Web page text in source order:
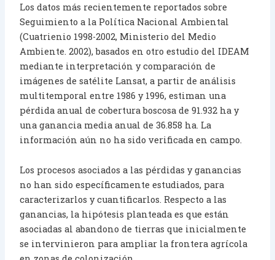
Los datos más recientemente reportados sobre
Seguimiento a la Política Nacional Ambiental
(Cuatrienio 1998-2002, Ministerio del Medio
Ambiente. 2002), basados en otro estudio del IDEAM
mediante interpretación y comparación de
imágenes de satélite Lansat, a partir de análisis
multitemporal entre 1986 y 1996, estiman una
pérdida anual de cobertura boscosa de 91.932 ha y
una ganancia media anual de 36.858 ha. La
información aún no ha sido verificada en campo.
Los procesos asociados a las pérdidas y ganancias
no han sido específicamente estudiados, para
caracterizarlos y cuantificarlos. Respecto a las
ganancias, la hipótesis planteada es que están
asociadas al abandono de tierras que inicialmente
se intervinieron para ampliar la frontera agrícola